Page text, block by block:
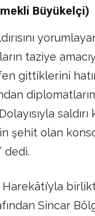
Büyükelçi)
taziye
gittiklerini
şehit olan
dedi.
Harekâtı’yla
Sincar